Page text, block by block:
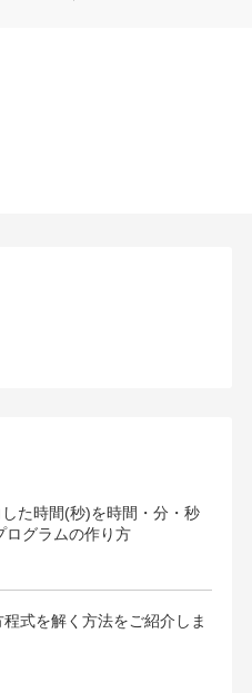
た時間(秒)を時間・分・秒
ログラムの作り方
式を解く方法をご紹介しま